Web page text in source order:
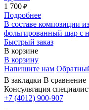
1 700 ₽
Подробнее
В составе композиции
фольгированный шар с
Быстрый заказ
В корзине
В корзину
Напишите нам
В закладки В сравнение
Консультация
+7 (4012) 900-907